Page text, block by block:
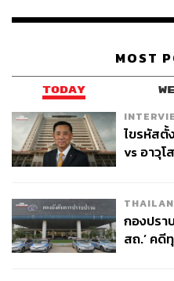
MOST
TODAY
ไขรหัสตั้
vs อาวุโ
กองปรา
สถ.’ คดี